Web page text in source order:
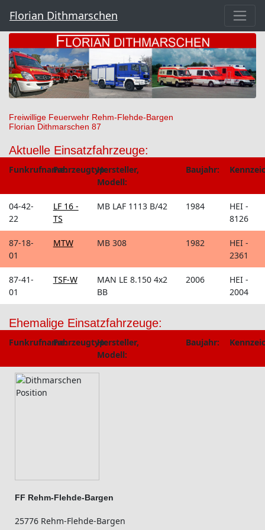
Florian Dithmarschen
Freiwillige Feuerwehr Rehm-Flehde-Bargen
Florian Dithmarschen 87
Aktuelle Einsatzfahrzeuge:
Funkrufname:Fahrzeugtyp:Hersteller,
Modell:
Baujahr:
04-42-
22
LF 16 -
TS
MB LAF 1113 B/42 1984
HEI -
8126
87-18-
01
MTW MB 308 1982
HEI -
2361
87-41-
01
TSF-W
MAN LE 8.150 4x2
BB
2006
HEI -
2004
Ehemalige Einsatzfahrzeuge:
Funkrufname:Fahrzeugtyp:Hersteller,
Modell:
Baujahr:
FF Rehm-Flehde-Bargen
25776 Rehm-Flehde-Bargen